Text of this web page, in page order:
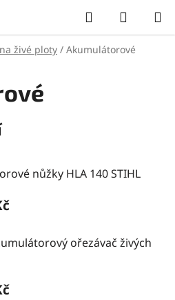
Hledat
KOŠÍK
živé ploty / Akumulátorové
nůžky HLA 140 STIHL
ořezávač živých